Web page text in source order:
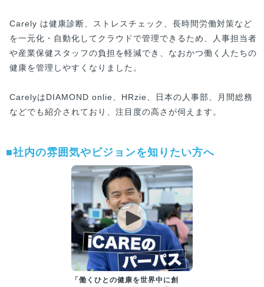
Carely は健康診断、ストレスチェック、長時間労働対策など
を一元化・自動化してクラウドで管理できるため、人事担当者
や産業保健スタッフの負担を軽減でき、なおかつ働く人たちの
健康を管理しやすくなりました。
CarelyはDIAMOND onlie、HRzie、日本の人事部、月間総務
などでも紹介されており、注目度の高さが伺えます。
■社内の雰囲気やビジョンを知りたい方へ
「働くひとの健康を世界中に創